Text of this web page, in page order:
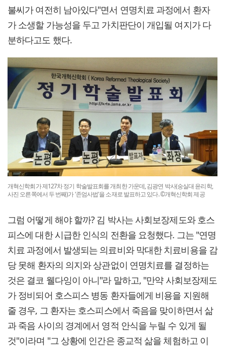
불씨가 여전히 남아있다"면서 연명치료 과정에서 환자
가 소생할 가능성을 두고 가치판단이 개입될 여지가 다
분하다고도 했다.
개혁신학회가 제127차 정기 학술발표회를 개최한 가운데, 김광연 박사(숭실대 윤리학,
사진 오른쪽에서 두 번째)가 '존엄사법'을 소재로 발표하고 있다. ©개혁신학회 제공
그럼 어떻게 해야 할까? 김 박사는 사회보장제도와 호스
피스에 대한 시급한 인식의 전환을 요청했다. 그는 "연명
치료 과정에서 발생되는 의료비와 막대한 치료비용을 감
당 못해 환자의 의지와 상관없이 연명치료를 결정하는
것은 결코 웰다잉이 아니"라 말하고, "만약 사회보장제도
가 정비되어 호스피스 병동 환자들에게 비용을 지원해
줄 경우, 그 환자는 호스피스에서 죽음을 맞이하면서 삶
과 죽음 사이의 경계에서 영적 안식을 누릴 수 있게 될
것"이라며 "그 상황에 인간은 종교적 삶을 체험하고 이